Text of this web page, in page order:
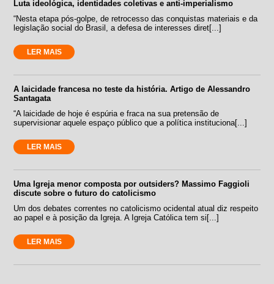
Luta ideológica, identidades coletivas e anti-imperialismo
“Nesta etapa pós-golpe, de retrocesso das conquistas materiais e da
legislação social do Brasil, a defesa de interesses diret[...]
LER MAIS
A laicidade francesa no teste da história. Artigo de Alessandro
Santagata
“A laicidade de hoje é espúria e fraca na sua pretensão de
supervisionar aquele espaço público que a política instituciona[...]
LER MAIS
Uma Igreja menor composta por outsiders? Massimo Faggioli
discute sobre o futuro do catolicismo
Um dos debates correntes no catolicismo ocidental atual diz respeito
ao papel e à posição da Igreja. A Igreja Católica tem si[...]
LER MAIS